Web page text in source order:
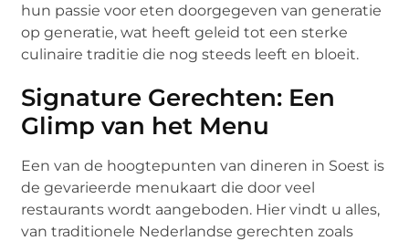
hun passie voor eten doorgegeven van generatie
op generatie, wat heeft geleid tot een sterke
culinaire traditie die nog steeds leeft en bloeit.
Signature Gerechten: Een
Glimp van het Menu
Een van de hoogtepunten van dineren in Soest is
de gevarieerde menukaart die door veel
restaurants wordt aangeboden. Hier vindt u alles,
van traditionele Nederlandse gerechten zoals